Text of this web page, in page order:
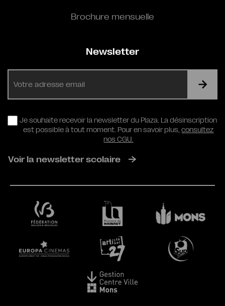
Brochure mensuelle
Newsletter
RGPD
Je souhaite recevoir la newsletter du Plaza. La désinscription
est possible à tout moment. Pour en savoir plus,consultez
nos CGU.
Voir la newsletter scolaire